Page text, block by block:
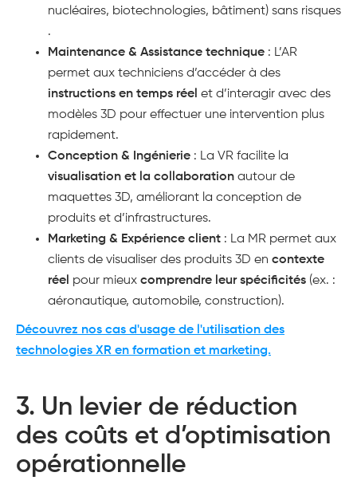
nucléaires, biotechnologies, bâtiment) sans risques​
.
Maintenance & Assistance technique : L’AR
permet aux techniciens d’accéder à des
instructions en temps réel et d’interagir avec des
modèles 3D pour effectuer une intervention plus
rapidement​.
Conception & Ingénierie : La VR facilite la
visualisation et la collaboration autour de
maquettes 3D, améliorant la conception de
produits et d’infrastructures​.
Marketing & Expérience client : La MR permet aux
clients de visualiser des produits 3D en contexte
réel pour mieux comprendre leur spécificités (ex. :
aéronautique, automobile, construction)​.
Découvrez nos cas d'usage de l'utilisation des
technologies XR en formation et marketing.
3. Un levier de réduction
des coûts et d’optimisation
opérationnelle